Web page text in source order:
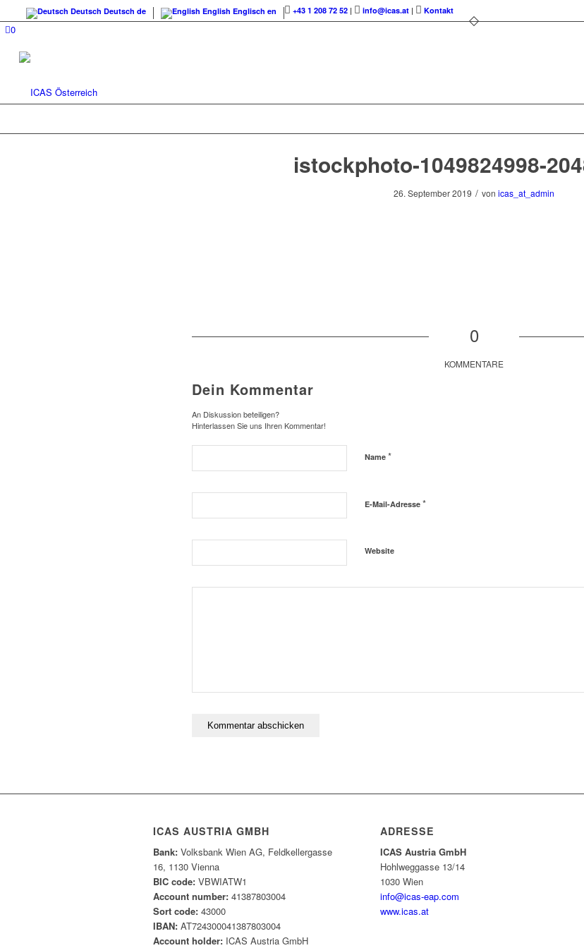
Deutsch Deutsch de English Englisch en +43 1 208 72 52| info@icas.at| Kontakt
0
istockphoto-1049824998-
26. September 2019 / von icas_at_admin
0
KOMMENTARE
Dein Kommentar
An Diskussion beteiligen?
Hinterlassen Sie uns Ihren Kommentar!
Name *
E-Mail-Adresse *
Website
ICAS AUSTRIA GMBH
Bank: Volksbank Wien AG, Feldkellergasse
16, 1130 Vienna
BIC code: VBWIATW1
Account number: 41387803004
Sort code: 43000
IBAN: AT724300041387803004
Account holder: ICAS Austria GmbH
ADRESSE
ICAS Austria GmbH
Hohlweggasse 13/14
1030 Wien
info@icas-eap.com
www.icas.at